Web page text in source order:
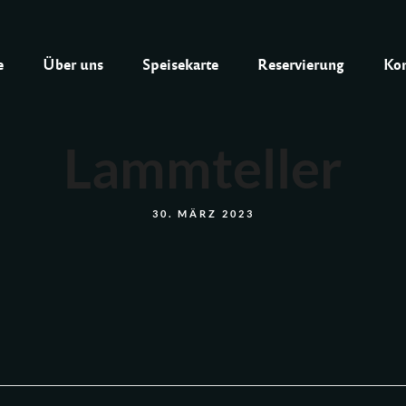
Über uns Speisekarte Reservierung
Lammteller
30. MÄRZ 2023